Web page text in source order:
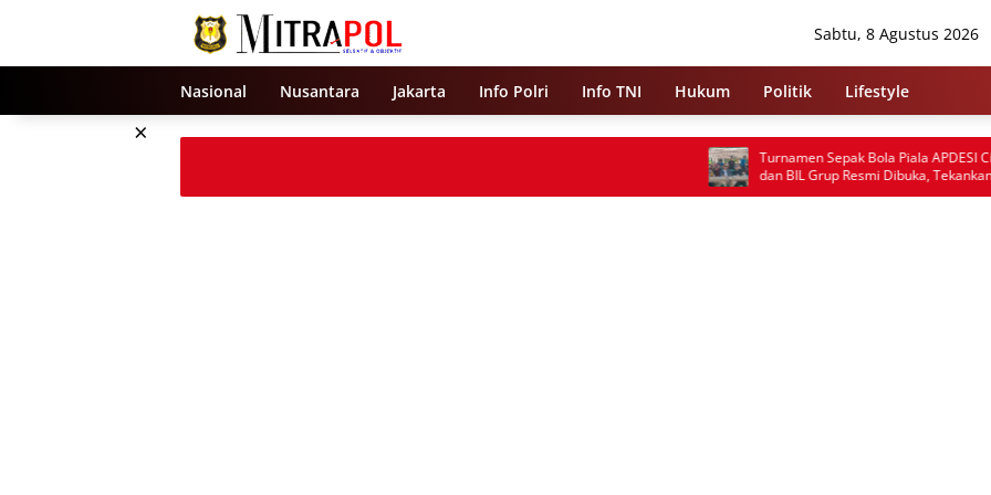
Sabtu, 8 Agustus 2026
Nasional Nusantara Jakarta Info Polri Info TNI Hukum Politik Lifestyle
×
Turnamen Sepak Bola Piala APDESI Cileles
dan BIL Grup Resmi Dibuka, Tekankan
Sportivitas